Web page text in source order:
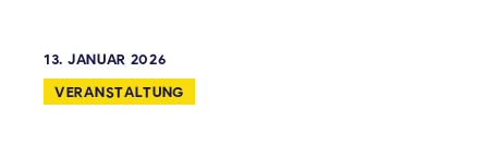
13. JANUAR 2026
VERANSTALTUNG